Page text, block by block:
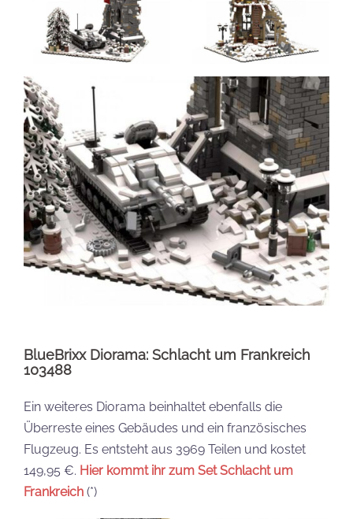
BlueBrixx Diorama: Schlacht um Frankreich
103488
Ein weiteres Diorama beinhaltet ebenfalls die
Überreste eines Gebäudes und ein französisches
Flugzeug. Es entsteht aus 3969 Teilen und kostet
149,95 €. Hier kommt ihr zum Set Schlacht um
Frankreich (*)